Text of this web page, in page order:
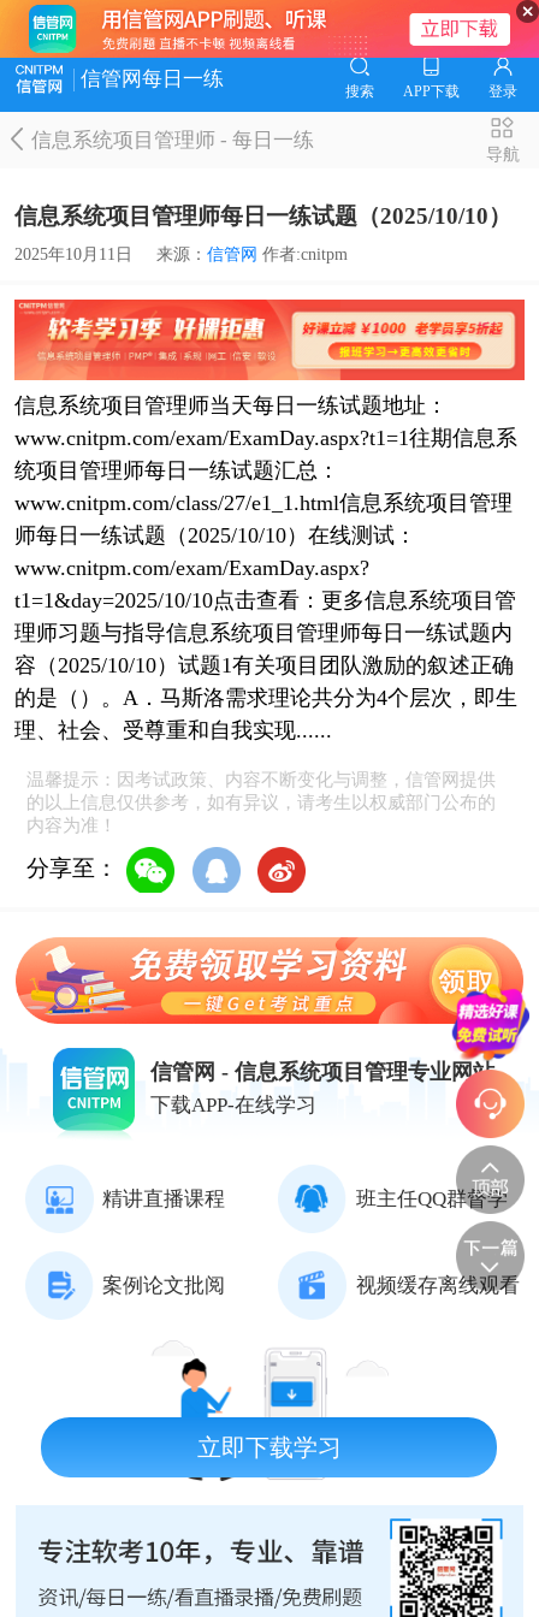
信管网每日一练
搜索 APP下载 登录
信息系统项目管理师-每日一练
导航
信息系统项目管理师每日一练试题（2025/10/10）
2025年10月11日 来源： 信管网 作者:cnitpm
信息系统项目管理师当天每日一练试题地址：
www.cnitpm.com/exam/ExamDay.aspx?t1=1往期信息系
统项目管理师每日一练试题汇总：
www.cnitpm.com/class/27/e1_1.html信息系统项目管理
师每日一练试题（2025/10/10）在线测试：
www.cnitpm.com/exam/ExamDay.aspx?
t1=1&day=2025/10/10点击查看：更多信息系统项目管
理师习题与指导信息系统项目管理师每日一练试题内
容（2025/10/10）试题1有关项目团队激励的叙述正确
的是（）。A．马斯洛需求理论共分为4个层次，即生
理、社会、受尊重和自我实现......
温馨提示：因考试政策、内容不断变化与调整，信管网提供
的以上信息仅供参考，如有异议，请考生以权威部门公布的
内容为准！
分享至：
信管网 - 信息系统项目管理专业网站
下载APP-在线学习
精讲直播课程 班主任QQ群督学
案例论文批阅 视频缓存离线观看
立即下载学习